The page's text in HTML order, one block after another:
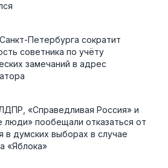
Петербурга сократит
советника по учёту
замечаний в адрес
«Справедливая Россия» и
люди» пообещали отказаться от
в думских выборах в случае
«Яблока»